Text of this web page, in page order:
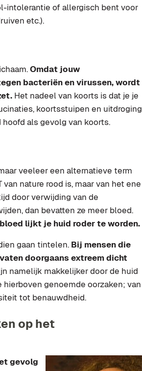
intolerantie of allergisch bent voor
etc.).
Omdat jouw
bacteriën en virussen, wordt
Het nadeel van koorts is dat je je
koortsstuipen en uitdroging
als gevolg van koorts.
veeleer een alternatieve term
nature rood is, maar van het ene
door verwijding van de
dan bevatten ze meer bloed.
lijkt je huid roder te worden.
gaan tintelen. Bij mensen die
doorgaans extreem dicht
namelijk makkelijker door de huid
genoemde oorzaken; van
tot benauwdheid.
op het
gevolg